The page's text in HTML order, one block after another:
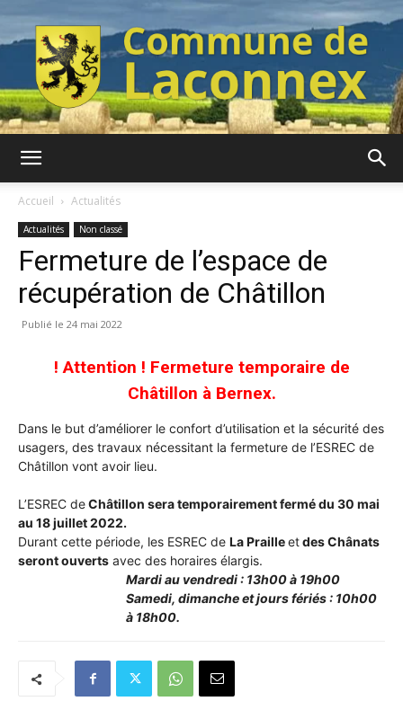
Canton
Accueil Actualités
Actualités Non classé
Fermeture de l’espace de
récupération de Châtillon
24 mai 2022
! Attention ! Fermeture temporaire de
Châtillon à Bernex.
Dans le but d’améliorer le confort d’utilisation et la sécurité des
usagers, des travaux nécessitant la fermeture de l’ESREC de
Châtillon vont avoir lieu.
L’ESREC deChâtillon sera temporairement fermé du 30 mai
au 18 juillet 2022.
Durant cette période, les ESREC de La Prailleetdes Chânats
seront ouverts avec des horaires élargis.
Mardi au vendredi : 13h00 à 19h00
Samedi, dimanche et jours fériés : 10h00
à 18h00.